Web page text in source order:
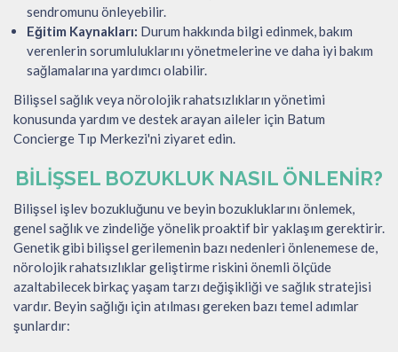
sendromunu önleyebilir.
Eğitim Kaynakları: Durum hakkında bilgi edinmek, bakım
verenlerin sorumluluklarını yönetmelerine ve daha iyi bakım
sağlamalarına yardımcı olabilir.
Bilişsel sağlık veya nörolojik rahatsızlıkların yönetimi
konusunda yardım ve destek arayan aileler için Batum
Concierge Tıp Merkezi'ni ziyaret edin.
BILIŞSEL BOZUKLUK NASIL ÖNLENIR?
Bilişsel işlev bozukluğunu ve beyin bozukluklarını önlemek,
genel sağlık ve zindeliğe yönelik proaktif bir yaklaşım gerektirir.
Genetik gibi bilişsel gerilemenin bazı nedenleri önlenemese de,
nörolojik rahatsızlıklar geliştirme riskini önemli ölçüde
azaltabilecek birkaç yaşam tarzı değişikliği ve sağlık stratejisi
vardır. Beyin sağlığı için atılması gereken bazı temel adımlar
şunlardır: